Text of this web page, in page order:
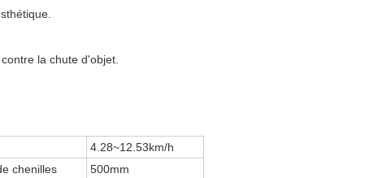
la chute d'objet.
4.28~12.53km/h
chenilles
500mm